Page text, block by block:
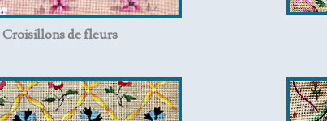
Croisillons de fleurs